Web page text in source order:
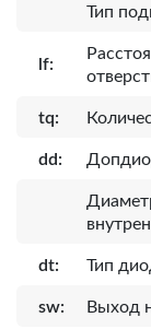
Тип
lf:
tq:
dd:
dt: Тип
sw: Выход